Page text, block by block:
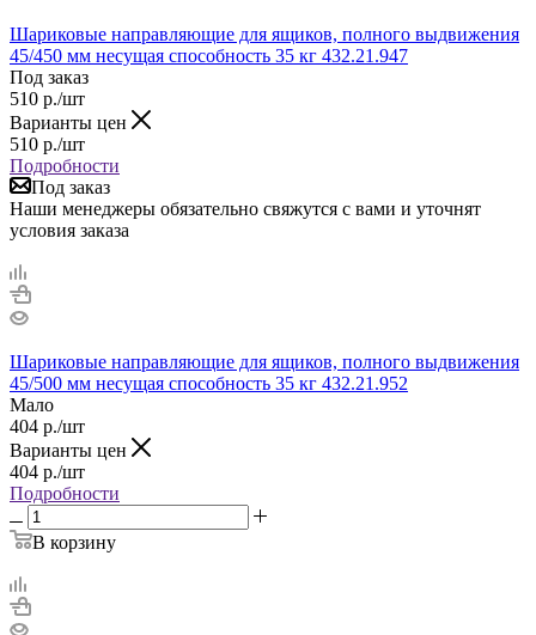
Шариковые направляющие для ящиков, полного выдвижения
45/450 мм несущая способность 35 кг 432.21.947
Под заказ
510 р./шт
Варианты цен
510 р./шт
Подробности
Под заказ
Наши менеджеры обязательно свяжутся с вами и уточнят
условия заказа
Шариковые направляющие для ящиков, полного выдвижения
45/500 мм несущая способность 35 кг 432.21.952
Мало
404 р./шт
Варианты цен
404 р./шт
Подробности
В корзину